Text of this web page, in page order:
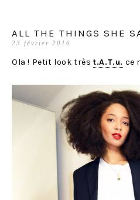
ALL THE THINGS SHE
23 février 2016
Ola ! Petit look trèst.A.T.u. ce